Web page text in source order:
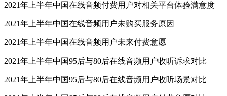
2021年上半年中国在线音频付费用户对相关平台体验满意度
2021年上半年中国在线音频用户未购买服务原因
2021年上半年中国在线音频用户未来付费意愿
2021年上半年中国95后与80后在线音频用户收听诉求对比
2021年上半年中国95后与80后在线音频用户收听场景对比